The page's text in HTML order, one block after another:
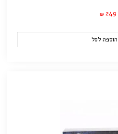
₪ 249
הוספה לסל